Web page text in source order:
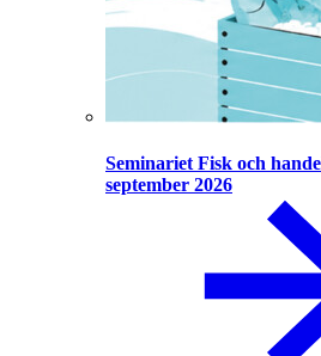
Seminariet Fisk och
september 2026